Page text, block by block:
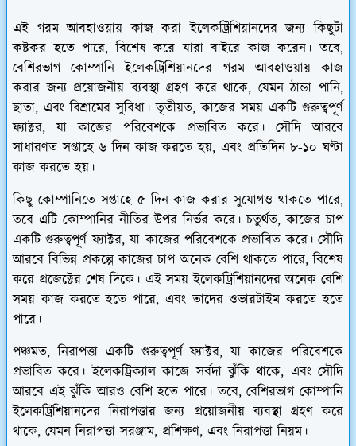
এই গরম আবহাওয়ায় কাজ করা ইলেকট্রিশিয়ানদের জন্য কিছুটা
কষ্টকর হতে পারে, বিশেষ করে যারা বাইরে কাজ করেন। তবে,
বেশিরভাগ কোম্পানি ইলেকট্রিশিয়ানদের গরম আবহাওয়ায় কাজ
করার জন্য প্রয়োজনীয় ব্যবস্থা গ্রহণ করে থাকে, যেমন ঠান্ডা পানি,
ছাতা, এবং বিশ্রামের সুবিধা। তৃতীয়ত, কাজের সময় একটি গুরুত্বপূর্ণ
ফ্যাক্টর, যা কাজের পরিবেশকে প্রভাবিত করে। সৌদি আরবে
সাধারণত সপ্তাহে ৬ দিন কাজ করতে হয়, এবং প্রতিদিন ৮-১০ ঘণ্টা
কাজ করতে হয়।
কিছু কোম্পানিতে সপ্তাহে ৫ দিন কাজ করার সুযোগও থাকতে পারে,
তবে এটি কোম্পানির নীতির উপর নির্ভর করে। চতুর্থত, কাজের চাপ
একটি গুরুত্বপূর্ণ ফ্যাক্টর, যা কাজের পরিবেশকে প্রভাবিত করে। সৌদি
আরবে বিভিন্ন প্রকল্পে কাজের চাপ অনেক বেশি থাকতে পারে, বিশেষ
করে প্রজেক্টের শেষ দিকে। এই সময় ইলেকট্রিশিয়ানদের অনেক বেশি
সময় কাজ করতে হতে পারে, এবং তাদের ওভারটাইম করতে হতে
পারে।
পঞ্চমত, নিরাপত্তা একটি গুরুত্বপূর্ণ ফ্যাক্টর, যা কাজের পরিবেশকে
প্রভাবিত করে। ইলেকট্রিক্যাল কাজে সর্বদা ঝুঁকি থাকে, এবং সৌদি
আরবে এই ঝুঁকি আরও বেশি হতে পারে। তবে, বেশিরভাগ কোম্পানি
ইলেকট্রিশিয়ানদের নিরাপত্তার জন্য প্রয়োজনীয় ব্যবস্থা গ্রহণ করে
থাকে, যেমন নিরাপত্তা সরঞ্জাম, প্রশিক্ষণ, এবং নিরাপত্তা নিয়ম।